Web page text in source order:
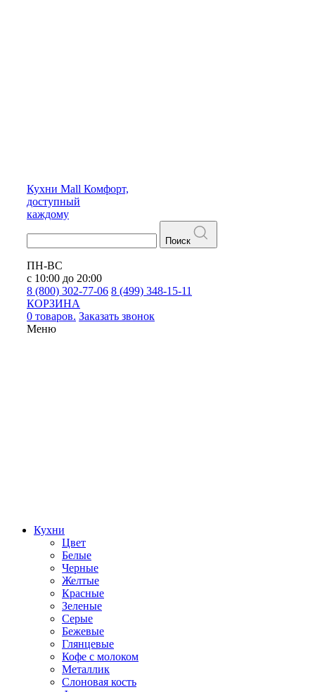
Кухни Mall Комфорт,
доступный
каждому
Поиск
ПН-ВС
с 10:00 до 20:00
8 (800) 302-77-06 8 (499) 348-15-11
КОРЗИНА
0 товаров. Заказать звонок
Меню
Кухни
Цвет
Белые
Черные
Желтые
Красные
Зеленые
Серые
Бежевые
Глянцевые
Кофе с молоком
Металлик
Слоновая кость